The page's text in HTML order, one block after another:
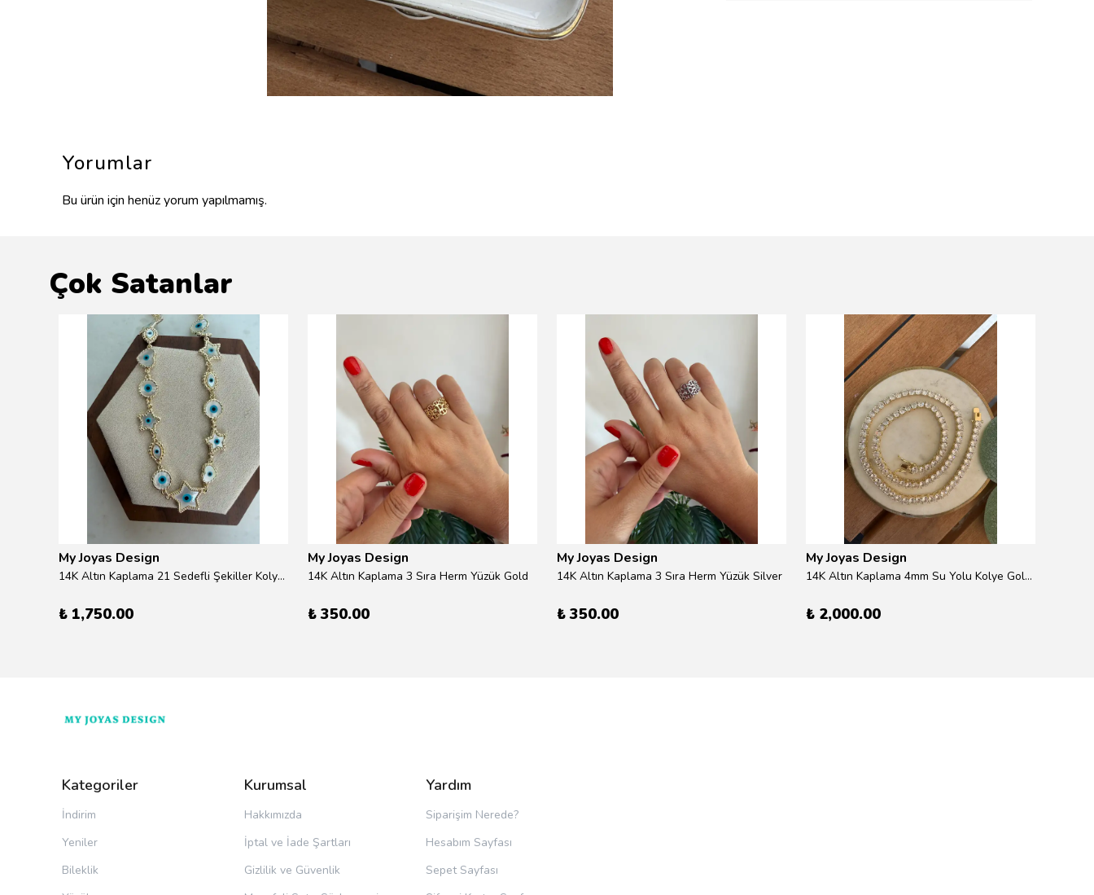
Yorumlar
Bu ürün için henüz yorum yapılmamış.
Çok Satanlar
My Joyas Design
14K Altın Kaplama 21 Sedefli Şekiller Kolye 46cm
₺ 1,750.00
My Joyas Design
14K Altın Kaplama 3 Sıra Herm Yüzük Gold
₺ 350.00
My Joyas Design
14K Altın Kaplama 3 Sıra Herm Yüzük Silver
₺ 350.00
My Joyas Design
14K Altın Kaplama 4mm Su Yolu Kolye Gold 41cm
₺ 2,000.00
Kategoriler
İndirim
Yeniler
Bileklik
Kurumsal
Hakkımızda
İptal ve İade Şartları
Gizlilik ve Güvenlik
Yardım
Siparişim Nerede?
Hesabım Sayfası
Sepet Sayfası